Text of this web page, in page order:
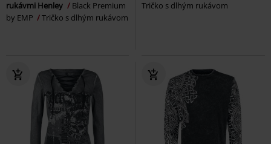
rukávmi Henley
Black Premium
by EMP
Tričko s dlhým rukávom
Tričko s dlhým rukávom